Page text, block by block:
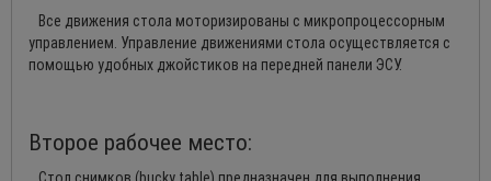
Все движения стола моторизированы с микропроцессорным
управлением. Управление движениями стола осуществляется с
помощью удобных джойстиков на передней панели ЭСУ.
Второе рабочее место: